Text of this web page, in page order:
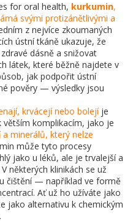
for oral health, kurkumin,
svými protizánětlivými a
z nejvíce zkoumaných
ústní tkáně ukazuje, že
dásně a snižovat
látek, které běžně najdete v
jak podpořit ústní
pověry — výsledky jsou
krvácejí nebo bolejíje
komplikacím, jako je
minerálů, který nelze
může tyto procesy
jako u léků, ale je trvalejší a
některých klinikách se už
čištění — například ve formě
Ať už ho užíváte jako
jako alternativu k chemickým